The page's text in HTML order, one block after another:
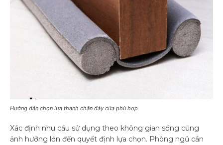
Hướng dẫn chọn lựa thanh chặn đáy cửa phù hợp
Xác định nhu cầu sử dụng theo không gian sống cũng
ảnh hưởng lớn đến quyết định lựa chọn. Phòng ngủ cần